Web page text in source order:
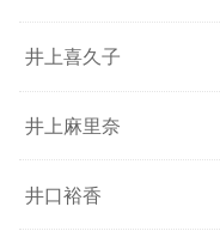
井上喜久子
井上麻里奈
井口裕香